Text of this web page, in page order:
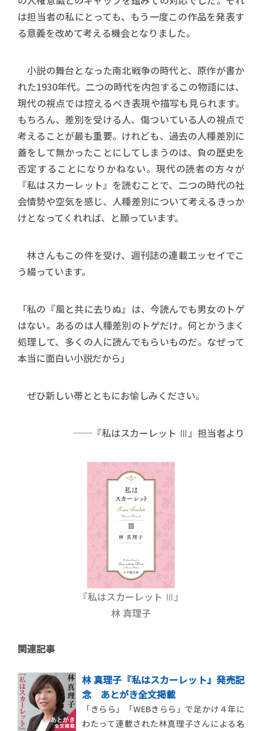
は担当者の私にとっても、もう一度この作品を発表す
る意義を改めて考える機会となりました。
小説の舞台となった南北戦争の時代と、原作が書か
れた1930年代。二つの時代を内包するこの物語には、
現代の視点では控えるべき表現や描写も見られます。
もちろん、差別を受ける人、傷ついている人の視点で
考えることが最も重要。けれども、過去の人種差別に
蓋をして無かったことにしてしまうのは、負の歴史を
否定することになりかねない。現代の読者の方々が
『私はスカーレット』を読むことで、二つの時代の社
会情勢や空気を感じ、人種差別について考えるきっか
けとなってくれれば、と願っています。
林さんもこの件を受け、週刊誌の連載エッセイでこ
う綴っています。
「私の『風と共に去りぬ』は、今読んでも男女のトゲ
はない。あるのは人種差別のトゲだけ。何とかうまく
処理して、多くの人に読んでもらいものだ。なぜって
本当に面白い小説だから」
ぜひ新しい帯とともにお愉しみください。
──『私はスカーレット Ⅲ』担当者より
『私はスカーレット Ⅲ』
林 真理子
関連記事
林 真理子『私はスカーレット』発売記
念 あとがき全文掲載
「きらら」「WEBきらら」で足かけ４年に
わたって連載された林真理子さんによる名